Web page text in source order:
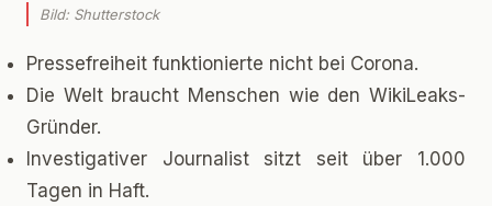
Bild: Shutterstock
Pressefreiheit funktionierte nicht bei Corona.
Die Welt braucht Menschen wie den WikiLeaks-
Gründer.
Investigativer Journalist sitzt seit über 1.000
Tagen in Haft.